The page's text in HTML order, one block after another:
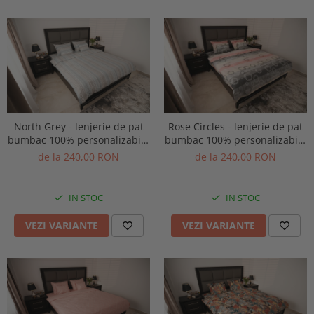
North Grey - lenjerie de pat
bumbac 100% personalizabila
pe dimensiuni
de la 240,00 RON
IN STOC
VEZI VARIANTE
Rose Circles - lenjerie de pat
bumbac 100% personalizabila
pe dimensiuni
de la 240,00 RON
IN STOC
VEZI VARIANTE